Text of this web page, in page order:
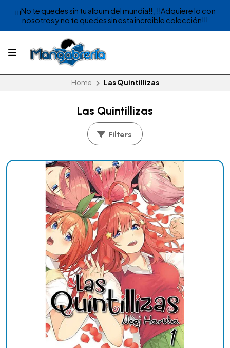
¡¡¡No te quedes sin tu album del mundia!! , !!Adquiere lo con
nosotros y no te quedes sin esta increible colección!!!
Home Las Quintillizas
Las Quintillizas
Filters